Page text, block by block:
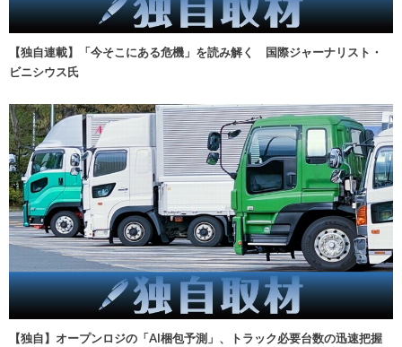
【独自連載】「今そこにある危機」を読み解く 国際ジャーナリスト・
ビニシウス氏
【独自】オープンロジの「AI梱包予測」、トラック必要台数の迅速把握